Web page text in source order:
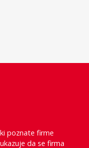
poznate firme
da se firma